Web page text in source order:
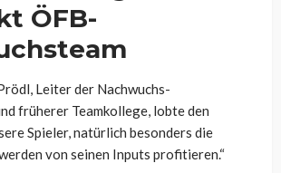
ÖFB-
Leiter der Nachwuchs-
früherer Teamkollege, lobte den
Spieler, natürlich besonders die
von seinen Inputs profitieren.“